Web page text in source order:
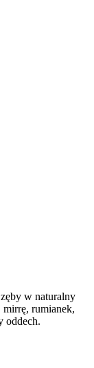
w naturalny
mirrę, rumianek,
oddech.